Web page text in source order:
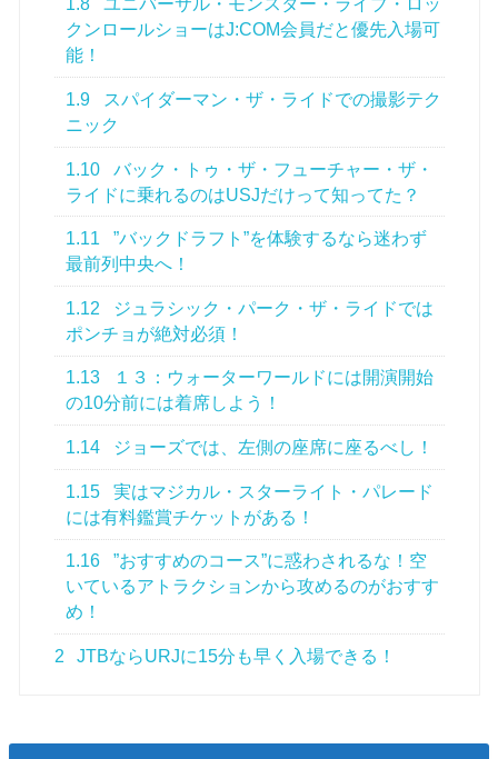
1.8
ユニバーサル・モンスター・ライブ・ロッ
クンロールショーはJ:COM会員だと優先入場可
能！
1.9
スパイダーマン・ザ・ライドでの撮影テク
ニック
1.10
バック・トゥ・ザ・フューチャー・ザ・
ライドに乗れるのはUSJだけって知ってた？
1.11
”バックドラフト”を体験するなら迷わず
最前列中央へ！
1.12
ジュラシック・パーク・ザ・ライドでは
ポンチョが絶対必須！
1.13
１３：ウォーターワールドには開演開始
の10分前には着席しよう！
1.14 ジョーズでは、左側の座席に座るべし！
1.15
実はマジカル・スターライト・パレード
には有料鑑賞チケットがある！
1.16
”おすすめのコース”に惑わされるな！空
いているアトラクションから攻めるのがおすす
め！
2 JTBならURJに15分も早く入場できる！